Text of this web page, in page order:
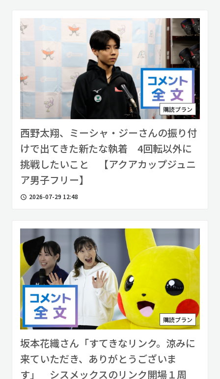
購読プラン
西野太翔、ミーシャ・ジーさんの振り付
けで出てきた新たな執着 4回転以外に
挑戦したいこと 【アクアカップジュニ
ア男子フリー】
access_time 2026-07-29 12:48
購読プラン
坂本花織さん「すてきなリンク。涼みに
来ていただき、ありがとうございま
す」 シスメックスのリンク開場１周